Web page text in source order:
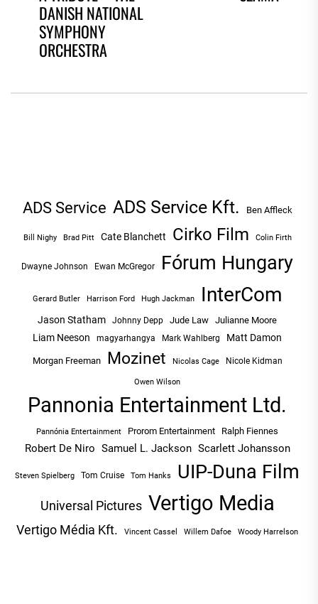
DANISH NATIONAL
SYMPHONY
ORCHESTRA
ADS Service ADS Service Kft. Ben Affleck
Bill Nighy Brad Pitt Cate Blanchett Cirko Film Colin Firth
Dwayne Johnson Ewan McGregor Fórum Hungary
Gerard Butler Harrison Ford Hugh Jackman InterCom
Jason Statham Johnny Depp Jude Law Julianne Moore
Liam Neeson magyarhangya Mark Wahlberg Matt Damon
Morgan Freeman Mozinet Nicolas Cage Nicole Kidman
Owen Wilson
Pannonia Entertainment Ltd.
Pannónia Entertainment Prorom Entertainment Ralph Fiennes
Robert De Niro Samuel L. Jackson Scarlett Johansson
Steven Spielberg Tom Cruise Tom Hanks UIP-Duna Film
Universal Pictures Vertigo Media
Vertigo Média Kft. Vincent Cassel Willem Dafoe Woody Harrelson